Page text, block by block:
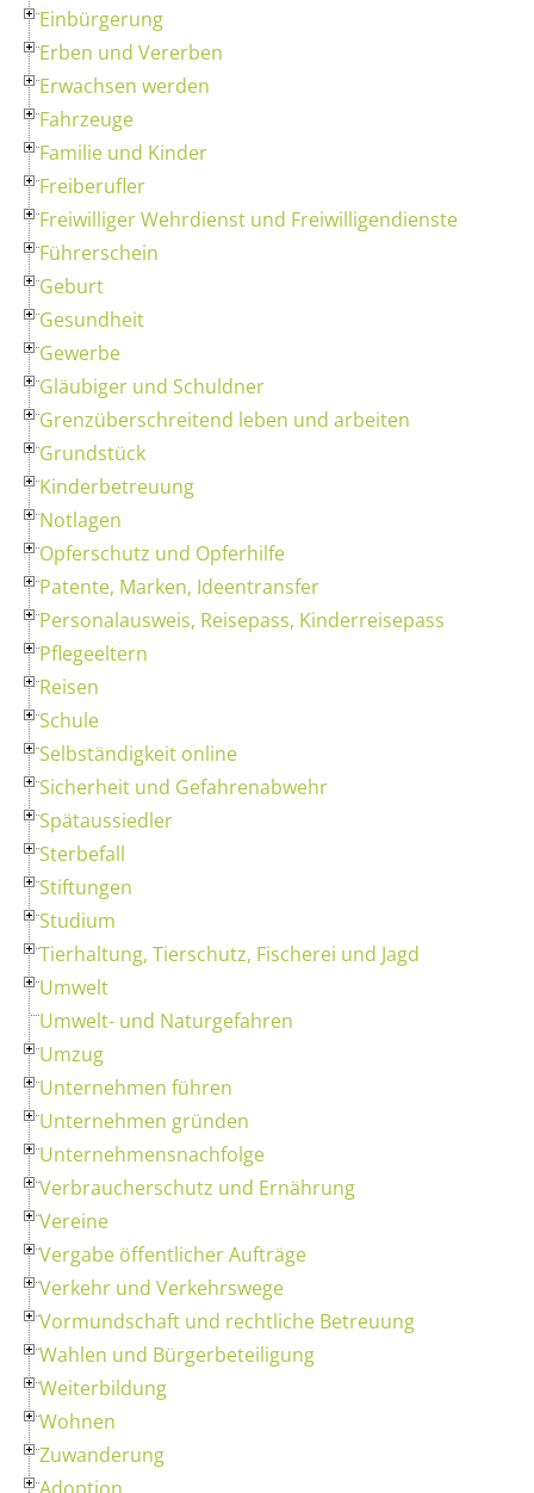
Einbürgerung
Erben und Vererben
Erwachsen werden
Fahrzeuge
Familie und Kinder
Freiberufler
Freiwilliger Wehrdienst und Freiwilligendienste
Führerschein
Geburt
Gesundheit
Gewerbe
Gläubiger und Schuldner
Grenzüberschreitend leben und arbeiten
Grundstück
Kinderbetreuung
Notlagen
Opferschutz und Opferhilfe
Patente, Marken, Ideentransfer
Personalausweis, Reisepass, Kinderreisepass
Pflegeeltern
Reisen
Schule
Selbständigkeit online
Sicherheit und Gefahrenabwehr
Spätaussiedler
Sterbefall
Stiftungen
Studium
Tierhaltung, Tierschutz, Fischerei und Jagd
Umwelt
Umwelt- und Naturgefahren
Umzug
Unternehmen führen
Unternehmen gründen
Unternehmensnachfolge
Verbraucherschutz und Ernährung
Vereine
Vergabe öffentlicher Aufträge
Verkehr und Verkehrswege
Vormundschaft und rechtliche Betreuung
Wahlen und Bürgerbeteiligung
Weiterbildung
Wohnen
Zuwanderung
Adoption